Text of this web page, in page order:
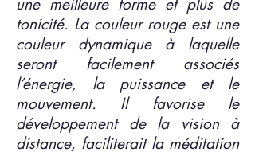
une meilleure forme et plus de
tonicité. La couleur rouge est une
couleur dynamique à laquelle
seront facilement associés
l’énergie, la puissance et le
mouvement. Il favorise le
développement de la vision à
distance, faciliterait la méditation